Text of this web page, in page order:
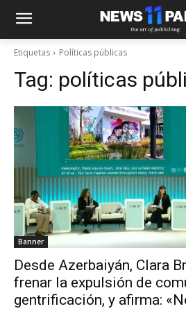
Etiquetas Políticas públicas
Tag: políticas
Banner
Desde Azerbaiyán, Clara
frenar la expulsión de
gentrificación, y afirma: